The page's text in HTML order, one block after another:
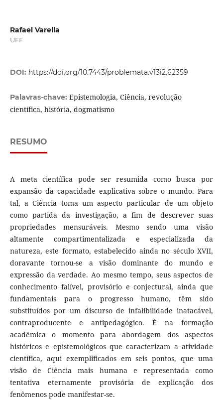
Rafael Varella
UFF
DOI: https://doi.org/10.7443/problemata.v13i2.62359
Palavras-chave: Epistemologia, Ciência, revolução
científica, história, dogmatismo
RESUMO
A meta científica pode ser resumida como busca por
expansão da capacidade explicativa sobre o mundo. Para
tal, a Ciência toma um aspecto particular de um objeto
como partida da investigação, a fim de descrever suas
propriedades mensuráveis. Mesmo sendo uma visão
altamente compartimentalizada e especializada da
natureza, este formato, estabelecido ainda no século XVII,
doravante tornou-se a visão dominante do mundo e
expressão da verdade. Ao mesmo tempo, seus aspectos de
conhecimento falível, provisório e conjectural, ainda que
fundamentais para o progresso humano, têm sido
substituídos por um discurso de infalibilidade inatacável,
contraproducente e antipedagógico. É na formação
acadêmica o momento para abordagem dos aspectos
históricos e epistemológicos que caracterizam a atividade
científica, aqui exemplificados em seis pontos, que uma
visão de Ciência mais humana e representada como
tentativa eternamente provisória de explicação dos
fenômenos pode manifestar-se.